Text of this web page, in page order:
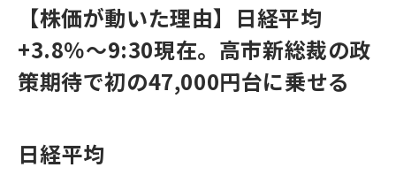
【株価が動いた理由】日経平均
+3.8％～9:30現在。高市新総裁の政
策期待で初の47,000円台に乗せる
日経平均